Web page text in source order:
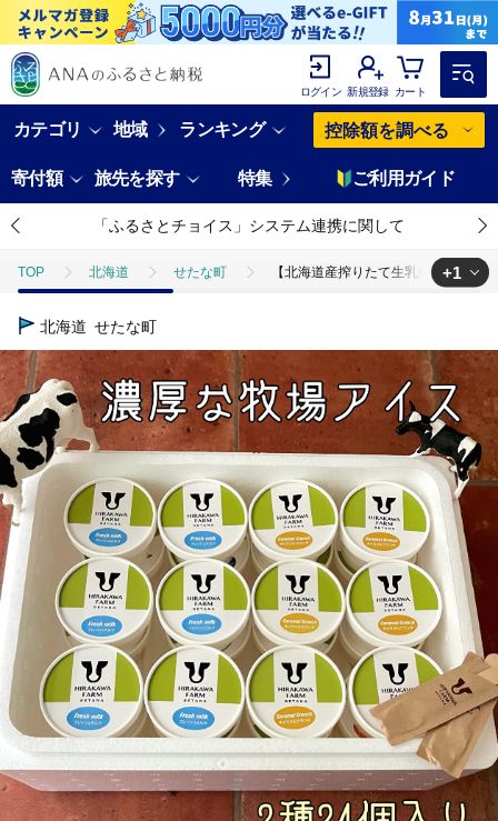
ログイン 新規登録 カート
カテゴリ 地域 ランキング 控除額を調べる
寄付額 旅先を探す 特集 ご利用ガイド
「ふるさとチョイス」システム連携に関して
TOP 北海道 せたな町 【北海道産搾りたて生乳使用】ひら
TOP
+1
北海道 せたな町